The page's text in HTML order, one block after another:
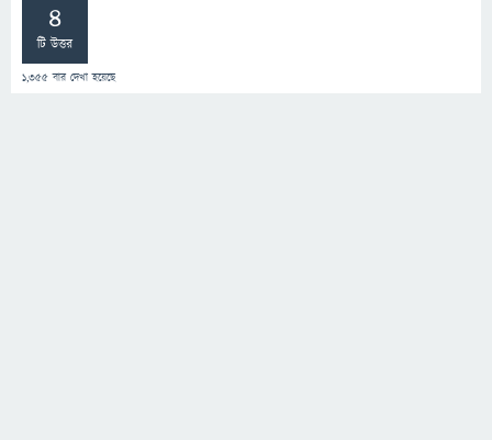
4
টি উত্তর
1,355 বার দেখা হয়েছে